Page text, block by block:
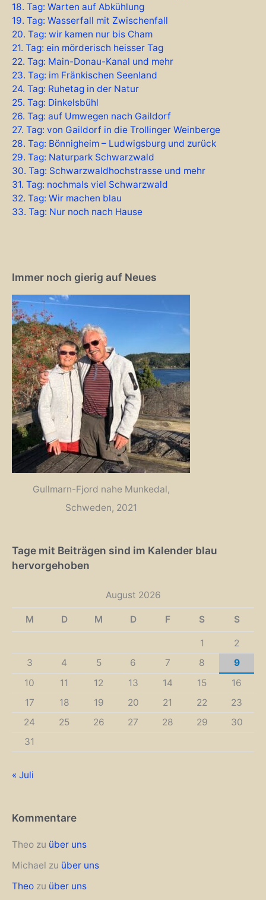
18. Tag: Warten auf Abkühlung
19. Tag: Wasserfall mit Zwischenfall
20. Tag: wir kamen nur bis Cham
21. Tag: ein mörderisch heisser Tag
22. Tag: Main-Donau-Kanal und mehr
23. Tag: im Fränkischen Seenland
24. Tag: Ruhetag in der Natur
25. Tag: Dinkelsbühl
26. Tag: auf Umwegen nach Gaildorf
27. Tag: von Gaildorf in die Trollinger Weinberge
28. Tag: Bönnigheim – Ludwigsburg und zurück
29. Tag: Naturpark Schwarzwald
30. Tag: Schwarzwaldhochstrasse und mehr
31. Tag: nochmals viel Schwarzwald
32. Tag: Wir machen blau
33. Tag: Nur noch nach Hause
Immer noch gierig auf Neues
Gullmarn-Fjord nahe Munkedal,
Schweden, 2021
Tage mit Beiträgen sind im Kalender blau
hervorgehoben
August 2026
M D M D F S S
1
2
3
4 5 6 7 8
9
10
11 12 13 14 15
16
17
18 19 20 21 22
23
24
25 26 27 28 29
30
31
« Juli
Kommentare
Theo zu über uns
Michael zu über uns
Theo zu über uns